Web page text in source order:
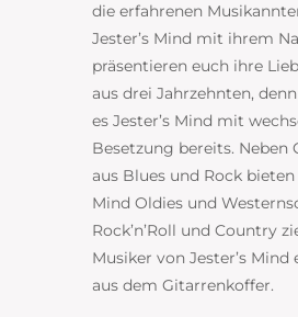
die erfahrenen
Jester’s Mind mit ihrem
präsentieren euch ihre
aus drei Jahrzehnten,
es Jester’s Mind mit
Besetzung bereits. Neben
aus Blues und Rock bieten
Mind Oldies und
Rock’n’Roll und Country
Musiker von Jester’s Mind
aus dem Gitarrenkoffer.